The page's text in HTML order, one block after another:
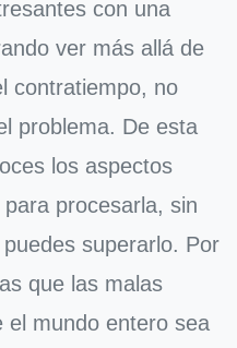
con una
ver más allá de
contratiempo, no
problema. De esta
los aspectos
procesarla, sin
superarlo. Por
que las malas
el mundo entero sea